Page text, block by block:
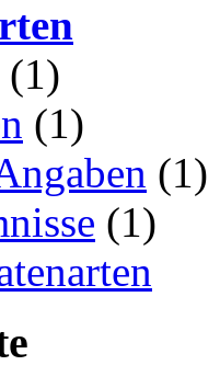
(1)
(1)
(1)
(1)